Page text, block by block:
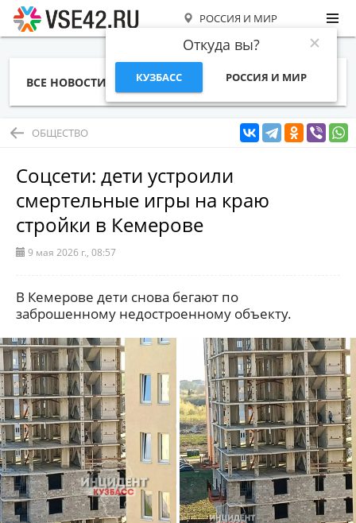
РОССИЯ И МИР
Откуда вы?
КУЗБАСС РОССИЯ И МИР
ВСЕ НОВОСТИ СТАТЬИ ТЕМЫ ФОТО
ОБЩЕСТВО
Соцсети: дети устроили
смертельные игры на краю
стройки в Кемерове
9 мая 2026 г., 08:57
В Кемерове дети снова бегают по
заброшенному недостроенному объекту.